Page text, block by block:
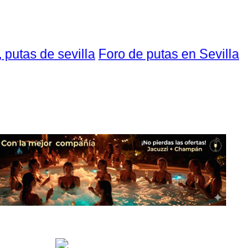
putas de sevilla Foro de putas en Sevilla